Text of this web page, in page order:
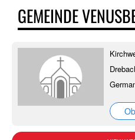
GEMEINDE